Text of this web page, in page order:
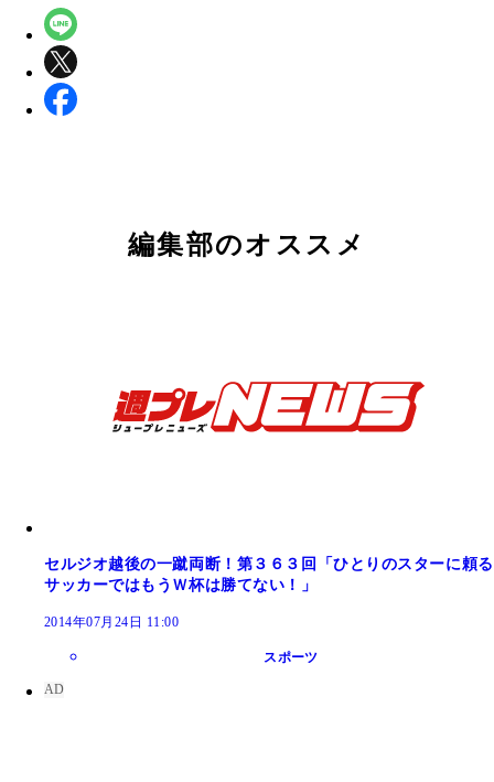
編集部のオススメ
セルジオ越後の一蹴両断！第３６３回「ひとりのスターに頼る
サッカーではもうＷ杯は勝てない！」
2014年07月24日 11:00
スポーツ